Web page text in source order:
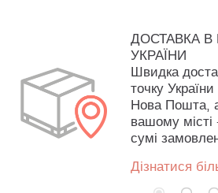
ДОСТАВКА В
УКРАЇНИ
Швидка
точку
Нова Пошта,
вашому
сумі
Дізнатися